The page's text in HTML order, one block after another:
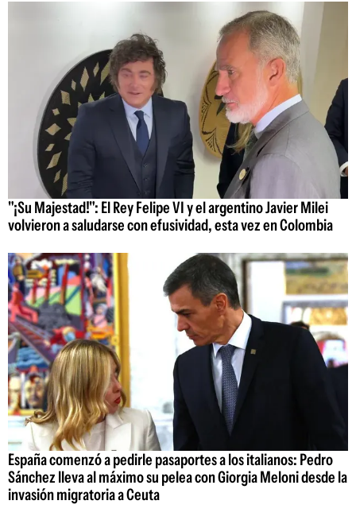
"¡Su Majestad!": El Rey Felipe VI y el argentino Javier Milei
volvieron a saludarse con efusividad, esta vez en Colombia
España comenzó a pedirle pasaportes a los italianos: Pedro
Sánchez lleva al máximo su pelea con Giorgia Meloni desde la
invasión migratoria a Ceuta